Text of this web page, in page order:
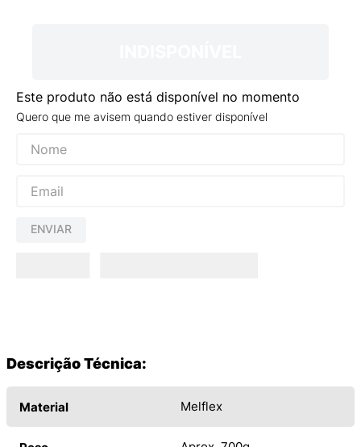
Este produto não está disponível no momento
Quero que me avisem quando estiver disponível
ENVIAR
Descrição Técnica:
Material Melflex